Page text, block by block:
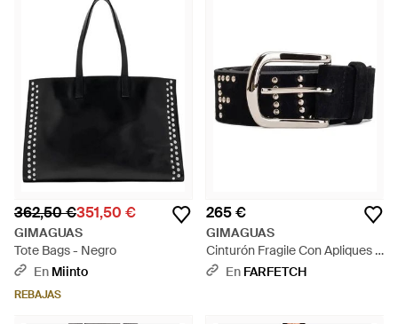
362,50 €351,50 €
GIMAGUAS
Tote Bags - Negro
En Miinto
REBAJAS
265 €
GIMAGUAS
Cinturón Fragile Con Apliques -
Negro
En FARFETCH